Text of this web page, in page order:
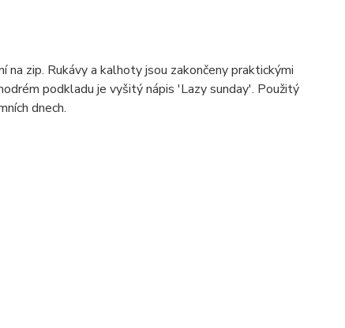
zip. Rukávy a kalhoty jsou zakončeny praktickými
podkladu je vyšitý nápis 'Lazy sunday'. Použitý
dnech.